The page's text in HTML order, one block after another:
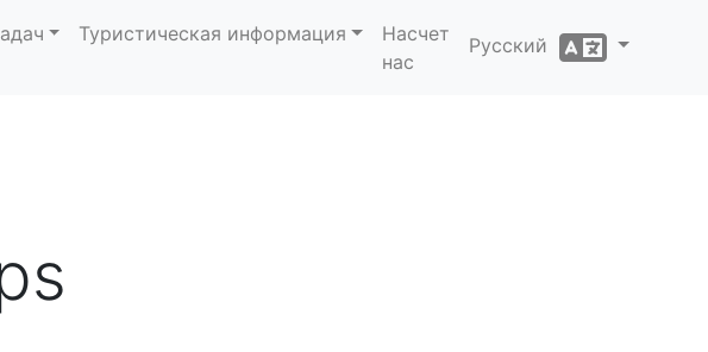
Туристическая информация
Насчет
нас
Русский